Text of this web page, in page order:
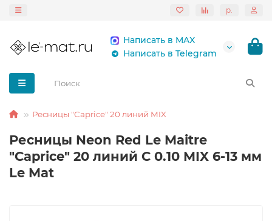
р.
Написать в MAX
Написать в Telegram
Ресницы "Caprice" 20 линий MIX
Ресницы Neon Red Le Maitre
"Caprice" 20 линий C 0.10 MIX 6-13 мм
Le Mat